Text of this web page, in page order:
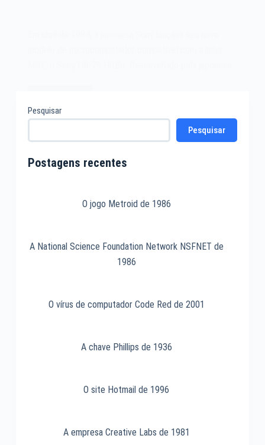
microcomputador
Sony
HB-
Pesquisar
Pesquisar
Postagens recentes
O jogo Metroid de 1986
A National Science Foundation Network NSFNET de
1986
O vírus de computador Code Red de 2001
A chave Phillips de 1936
O site Hotmail de 1996
A empresa Creative Labs de 1981